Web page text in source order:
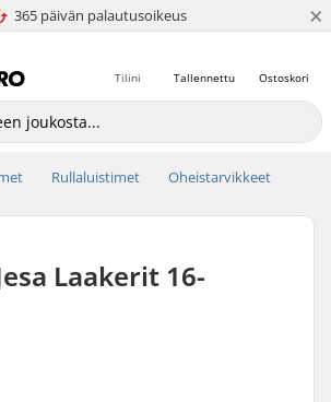
365 päivän palautusoikeus
4.8 / 5 ×
Ostoskori
Tallennettu
Tilini
Rullaluistimet
Oheistarvikkeet
Laakerit 16-